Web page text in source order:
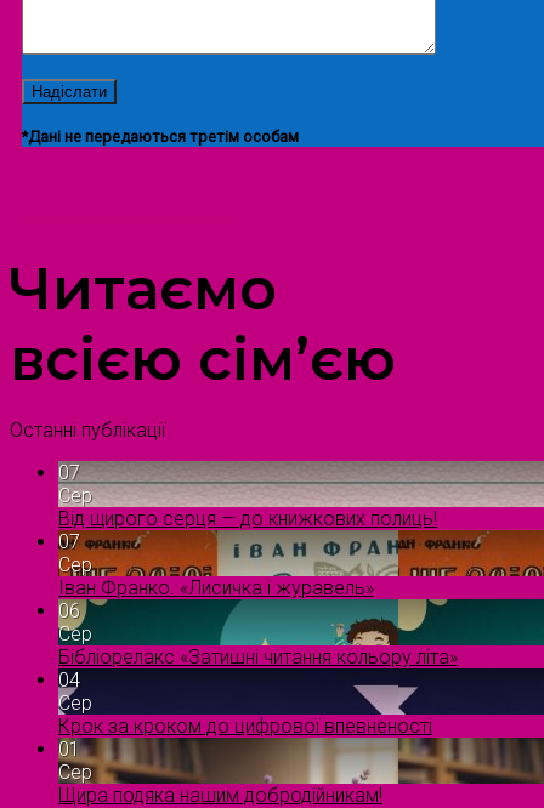
*Дані не передаються третім особам
Читаємо
всією сім’єю
Останні публікації
07
Сер
Від щирого серця — до книжкових полиць!
07
Сер
Іван Франко. «Лисичка і журавель»
06
Сер
Бібліорелакс «Затишні читання кольору літа»
04
Сер
Крок за кроком до цифрової впевненості
01
Сер
Щира подяка нашим добродійникам!